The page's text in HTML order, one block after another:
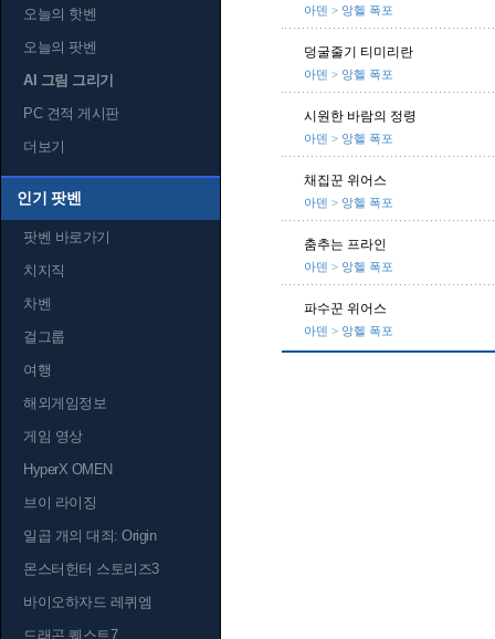
오늘의 핫벤
오늘의 팟벤
AI 그림 그리기
PC 견적 게시판
더보기
인기 팟벤
팟벤 바로가기
치지직
차벤
걸그룹
여행
해외게임정보
게임 영상
HyperX OMEN
브이 라이징
일곱 개의 대죄: Origin
몬스터헌터 스토리즈3
바이오하자드 레퀴엠
드래곤 퀘스트7
아덴 > 앙헬 폭포
덩굴줄기 티미리란
아덴 > 앙헬 폭포
시원한 바람의 정령
아덴 > 앙헬 폭포
채집꾼 위어스
아덴 > 앙헬 폭포
춤추는 프라인
아덴 > 앙헬 폭포
파수꾼 위어스
아덴 > 앙헬 폭포